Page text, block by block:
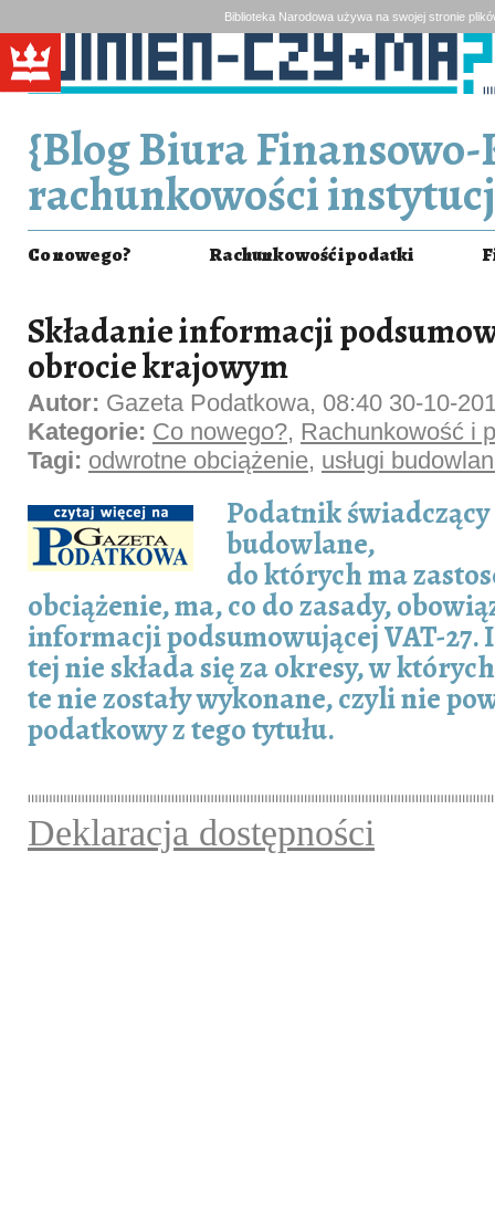
Biblioteka Narodowa używa na swojej stronie
{Blog Biura
rachunkowości
Co nowego? Rachunkowość i podatki
Składanie informacji
obrocie krajowym
Autor: Gazeta Podatkowa, 08:40 30-10-
Kategorie: Co nowego?, Rachunkowość i
Tagi: odwrotne obciążenie, usługi
Podatnik świadczący
budowlane,
do których ma
obciążenie, ma, co do zasady,
informacji podsumowującej VAT-
tej nie składa się za okresy, w
te nie zostały wykonane, czyli nie
podatkowy z tego tytułu.
Deklaracja dostępności